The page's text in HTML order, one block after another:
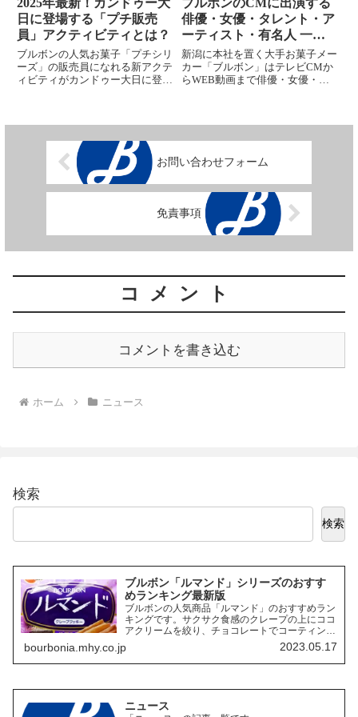
日に登場する「プチ販売
員」アクティビティとは？
ブルボンの人気お菓子「プチシリ
ーズ」の販売員になれる新アクテ
ィビティがカンドゥー大日に登
俳優・女優・タレント・ア
ーティスト・有名人 一
覧、あの人は誰？
新潟に本社を置く大手お菓子メー
カー「ブルボン」はテレビCMか
らWEB動画まで俳優・女優・タ
んのこと、クリーンなイメージ
が...
お問い合わせフォーム
免責事項
コメント
コメントを書き込む
ホーム ニュース
検索
検索
ブルボン「ルマンド」シリーズのおすす
めランキング最新版
ブルボンの人気商品「ルマンド」のおすすめラン
キングです。サクサク食感のクレープの上にココ
アクリームを絞り、チョコレートでコーティング
したお菓子「ルマンド」には、様々なフレーバー
の商品があります。ここでは、その中でも特にお
すすめの商品を3つご紹介します。
bourbonia.mhy.co.jp 2023.05.17
ニュース